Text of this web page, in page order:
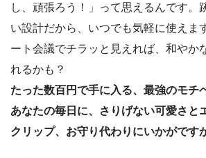
し、頑張ろう！」って思えるんです。
い設計だから、いつでも気軽に使えま
ート会議でチラッと見えれば、和やか
れるかも？
たった数百円で手に入る、最強のモチ
あなたの毎日に、さりげない可愛さと
クリップ、お守り代わりにいかがです